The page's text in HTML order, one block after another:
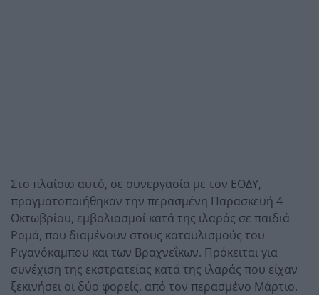
Στο πλαίσιο αυτό, σε συνεργασία με τον ΕΟΔΥ,
πραγματοποιήθηκαν την περασμένη Παρασκευή 4
Οκτωβρίου, εμβολιασμοί κατά της ιλαράς σε παιδιά
Ρομά, που διαμένουν στους καταυλισμούς του
Ριγανόκαμπου και των Βραχνεΐκων. Πρόκειται για
συνέχιση της εκστρατείας κατά της ιλαράς που είχαν
ξεκινήσει οι δύο φορείς, από τον περασμένο Μάρτιο.